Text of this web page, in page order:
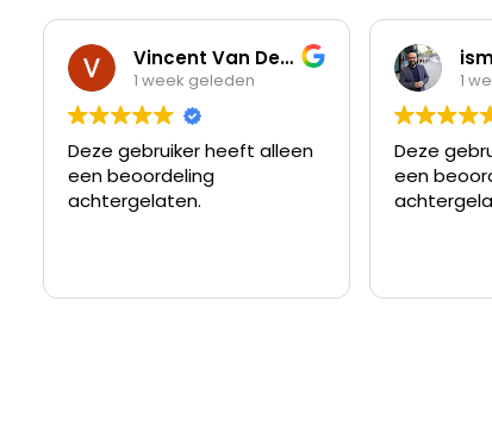
Vincent Van Der Stoep
1 week geleden
gebruiker heeft alleen
beoordeling
ismail meral
1 week
Deze gebruiker
een beoordeling
achtergelaten.